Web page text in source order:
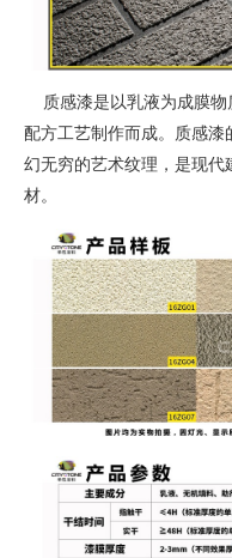
质感漆是以乳液为成膜物
配方工艺制作而成。质感
幻无穷的艺术纹理，是现
材。